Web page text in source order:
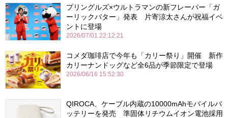
プリングルズ×ウルトラマンの新フレーバー「ガ
ーリックバター」発表 片寄涼太さんが祝福イベ
ントに登場
2026/07/01 22:12:21
コメダ珈琲店で今年も「カリー祭り」開催 新作
カリーナンドッグなど全6品が季節限定で登場
2026/06/16 15:52:30
QIROCA、ケーブル内蔵の10000mAhモバイルバ
ッテリーを発売 準固体リチウムイオン電池採用